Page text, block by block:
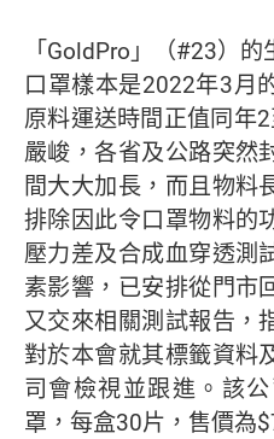
「GoldPro」（#23）
口罩樣本是2022年3月
原料運送時間正值同年
嚴峻，各省及公路突然
間大大加長，而且物料
排除因此令口罩物料的
壓力差及合成血穿透測
素影響，已安排從門市
又交來相關測試報告，
對於本會就其標籤資料
司會檢視並跟進。該
罩，每盒30片，售價為